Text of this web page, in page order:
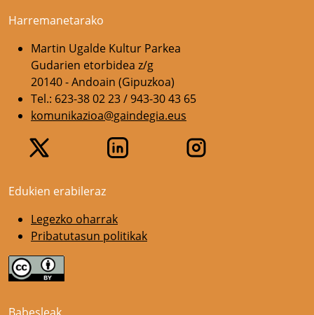
Harremanetarako
Martin Ugalde Kultur Parkea
Gudarien etorbidea z/g
20140 - Andoain (Gipuzkoa)
Tel.: 623-38 02 23 / 943-30 43 65
komunikazioa@gaindegia.eus
Edukien erabileraz
Legezko oharrak
Pribatutasun politikak